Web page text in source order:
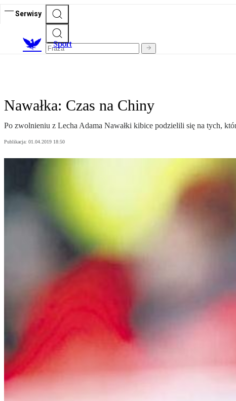
Serwisy
Sport
Nawałka: Czas na Chiny
Po zwolnieniu z Lecha Adama Nawałki kibice podzielili się na tych,
Publikacja: 01.04.2019 18:50